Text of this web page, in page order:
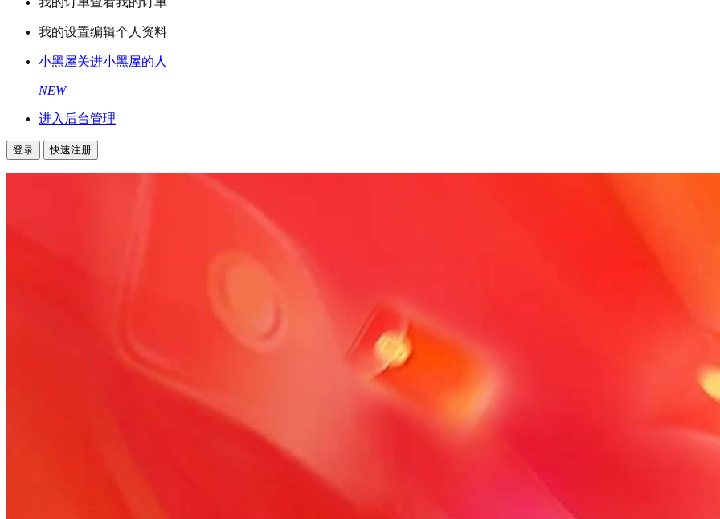
我的设置编辑个人资料
小黑屋关进小黑屋的人
NEW
进入后台管理
登录 快速注册